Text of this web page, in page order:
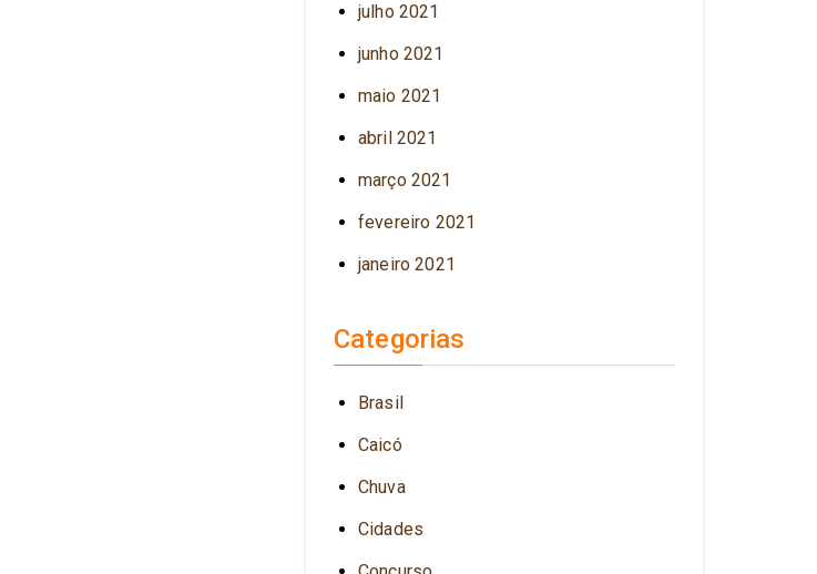
julho 2021
junho 2021
maio 2021
abril 2021
março 2021
fevereiro 2021
janeiro 2021
Categorias
Brasil
Caicó
Chuva
Cidades